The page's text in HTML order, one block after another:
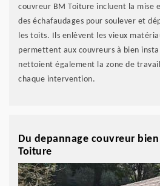
couvreur BM Toiture incluent la mise
des échafaudages pour soulever et
les toits. Ils enlèvent les vieux
permettent aux couvreurs à bien
nettoient également la zone de
chaque intervention.
Du depannage couvreur
Toiture